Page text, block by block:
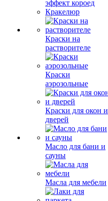
эффект короед
Кракелюр
Краски на
растворителе
Краски
аэрозольные
Краски для окон и
дверей
Масло для бани и
сауны
Масла для мебели